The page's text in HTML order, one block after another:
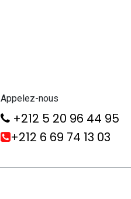
Appelez-nous
+212 5 20 96 44 95
+212 6 69 74 13 03